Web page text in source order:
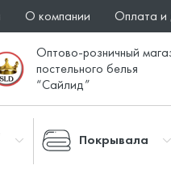
О компании Оплата и
Оптово-розничный
постельного белья
“Сайлид”
Покрывала